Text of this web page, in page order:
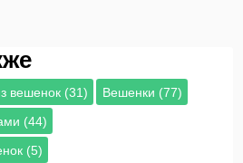
вешенок (31)
Вешенки (77)
(44)
(5)